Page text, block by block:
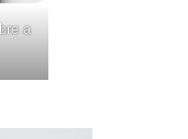
a